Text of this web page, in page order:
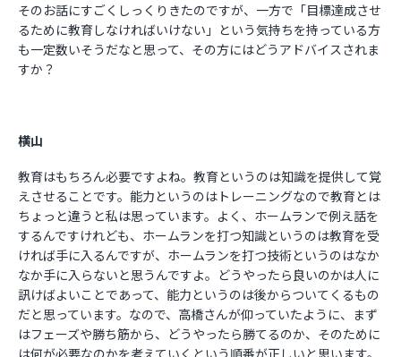
そのお話にすごくしっくりきたのですが、一方で「目標達成させ
るために教育しなければいけない」という気持ちを持っている方
も一定数いそうだなと思って、その方にはどうアドバイスされま
すか？
横山
教育はもちろん必要ですよね。教育というのは知識を提供して覚
えさせることです。能力というのはトレーニングなので教育とは
ちょっと違うと私は思っています。よく、ホームランで例え話を
するんですけれども、ホームランを打つ知識というのは教育を受
ければ手に入るんですが、ホームランを打つ技術というのはなか
なか手に入らないと思うんですよ。どうやったら良いのかは人に
訊けばよいことであって、能力というのは後からついてくるもの
だと思っています。なので、高橋さんが仰っていたように、まず
はフェーズや勝ち筋から、どうやったら勝てるのか、そのために